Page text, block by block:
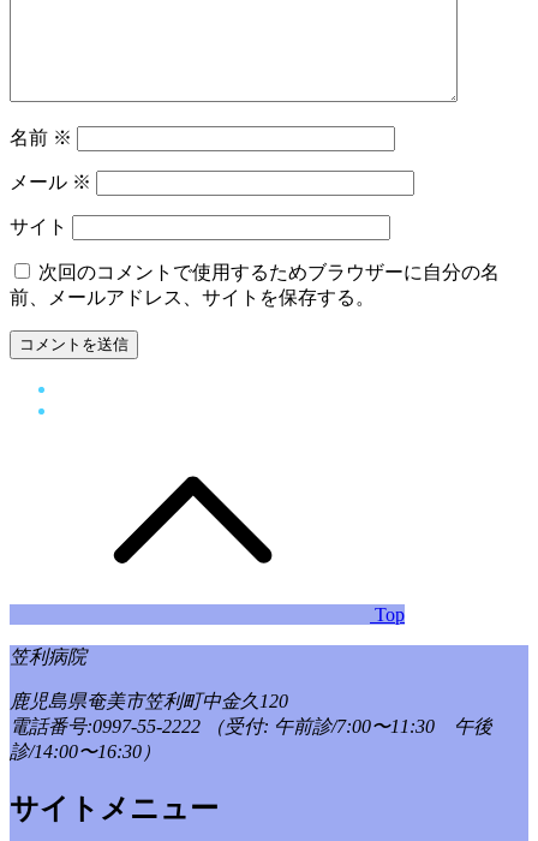
名前 ※
メール ※
サイト
次回のコメントで使用するためブラウザーに自分の名
前、メールアドレス、サイトを保存する。
Top
笠利病院
鹿児島県奄美市笠利町中金久120
電話番号:0997-55-2222
（受付: 午前診/7:00〜11:30 午後
診/14:00〜16:30）
サイトメニュー